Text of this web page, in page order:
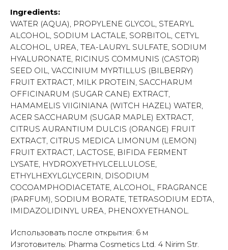
Ingredients:
WATER (AQUA), PROPYLENE GLYCOL, STEARYL
ALCOHOL, SODIUM LACTALE, SORBITOL, CETYL
ALCOHOL, UREA, TEA-LAURYL SULFATE, SODIUM
HYALURONATE, RICINUS COMMUNIS (CASTOR)
SEED OIL, VACCINIUM MYRTILLUS (BILBERRY)
FRUIT EXTRACT, MILK PROTEIN, SACCHARUM
OFFICINARUM (SUGAR CANE) EXTRACT,
HAMAMELIS VIIGINIANA (WITCH HAZEL) WATER,
ACER SACCHARUM (SUGAR MAPLE) EXTRACT,
CITRUS AURANTIUM DULCIS (ORANGE) FRUIT
EXTRACT, CITRUS MEDICA LIMONUM (LEMON)
FRUIT EXTRACT, LACTOSE, BIFIDA FERMENT
LYSATE, HYDROXYETHYLCELLULOSE,
ETHYLHEXYLGLYCERIN, DISODIUM
COCOAMPHODIACETATE, ALCOHOL, FRAGRANCE
(PARFUM), SODIUM BORATE, TETRASODIUM EDTA,
IMIDAZOLIDINYL UREA, PHENOXYETHANOL.
Использовать после открытия: 6 м
Изготовитель: Pharma Cosmetics Ltd. 4 Nirim Str.